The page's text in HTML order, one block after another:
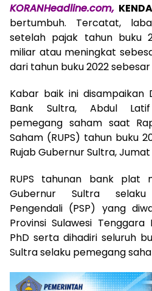
KORANHeadline.com,
bertumbuh. Tercatat,
setelah pajak tahun buku
miliar atau meningkat
dari tahun buku 2022 sebesar
Kabar baik ini
Bank Sultra, Abdul
pemegang saham saat
Saham (RUPS) tahun buku
Rujab Gubernur Sultra,
RUPS tahunan bank plat
Gubernur Sultra
Pengendali (PSP) yang
Provinsi Sulawesi Tenggara
PhD serta dihadiri seluruh
Sultra selaku pemegang